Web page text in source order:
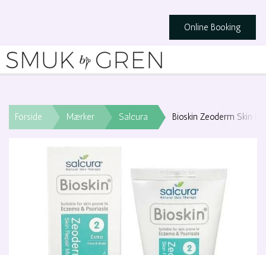
Online Booking
Forside Mærker Salcura Bioskin Zeoderm Skin